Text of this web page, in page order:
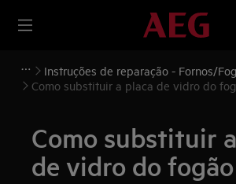
Instruções de reparação - Fornos/
Como substituir a placa de vidro do
Como substituir
de vidro do